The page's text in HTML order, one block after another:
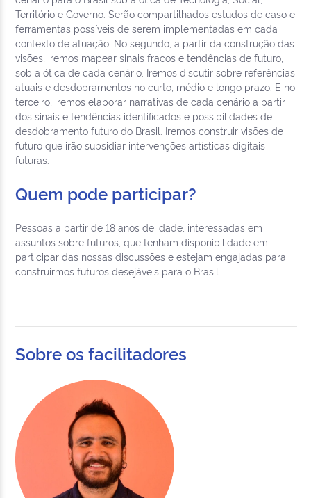
Território e Governo. Serão compartilhados estudos de caso e
ferramentas possíveis de serem implementadas em cada
contexto de atuação. No segundo, a partir da construção das
visões, iremos mapear sinais fracos e tendências de futuro,
sob a ótica de cada cenário. Iremos discutir sobre referências
atuais e desdobramentos no curto, médio e longo prazo. E no
terceiro, iremos elaborar narrativas de cada cenário a partir
dos sinais e tendências identificados e possibilidades de
desdobramento futuro do Brasil. Iremos construir visões de
futuro que irão subsidiar intervenções artísticas digitais
futuras.
Quem pode participar?
Pessoas a partir de 18 anos de idade, interessadas em
assuntos sobre futuros, que tenham disponibilidade em
participar das nossas discussões e estejam engajadas para
construirmos futuros desejáveis para o Brasil.
Sobre os facilitadores